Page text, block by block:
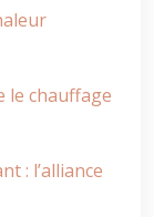
le chauffage
: l’alliance